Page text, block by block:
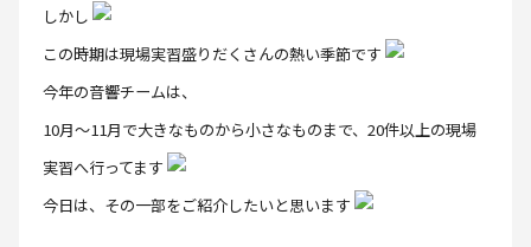
しかし
この時期は現場実習盛りだくさんの熱い季節です
今年の音響チームは、
10月〜11月で大きなものから小さなものまで、20件以上の現場
実習へ行ってます
今日は、その一部をご紹介したいと思います